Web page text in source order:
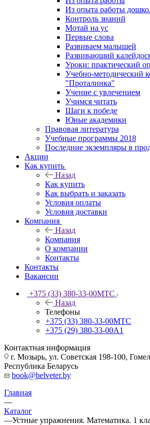
Из опыта работы
Контроль знаний
Мотай на ус
Первые слова
Развиваем малышей
Развивающий
Уроки: практический
Учебно-методический
"Проталинка"
Учение с увлечением
Учимся читать
Шаги к победе
Юные академики
Правовая литература
Учебные программы 2018
Последние экземпляры в
Акции
Как купить
Назад
Как купить
Как выбрать и заказать
Условия оплаты
Условия доставки
Компания
Назад
Компания
О компании
Контакты
Контакты
Вакансии
+375 (33) 380-33-00МТС
Назад
Телефоны
+375 (33) 380-33-00МТС
+375 (29) 380-33-00А1
Контактная информация
г. Мозырь, ул. Советская 198-100,
Республика Беларусь
book@belveter.by
Главная
—
Каталог
—Устные упражнения. Математика. 1